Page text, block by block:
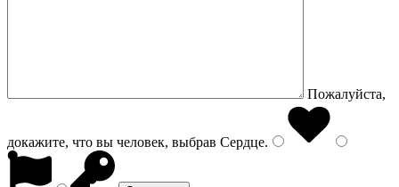
Пожалуйста,
докажите, что вы человек, выбрав Сердце.